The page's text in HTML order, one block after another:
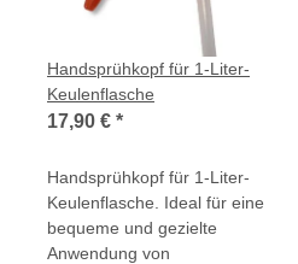
Handsprühkopf für 1-Liter-
Keulenflasche
17,90 € *
Handsprühkopf für 1-Liter-
Keulenflasche. Ideal für eine
bequeme und gezielte
Anwendung von